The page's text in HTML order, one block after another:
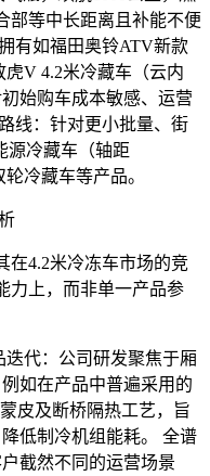
部等中长距离且补能不便
有如福田奥铃ATV新款
虎V 4.2米冷藏车（云内
始购车成本敏感、运营
线：针对更小批量、街
源冷藏车（轴距
冷藏车等产品。
在4.2米冷冻车市场的竞
力上，而非单一产品参
代：公司研发聚焦于厢
如在产品中普遍采用的
皮及断桥隔热工艺，旨
低制冷机组能耗。 全谱
截然不同的运营场景